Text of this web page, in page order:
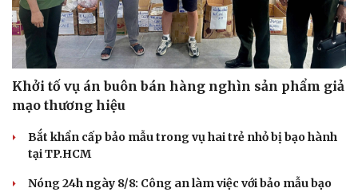
Khởi tố vụ án buôn bán hàng nghìn sản phẩm giả
mạo thương hiệu
Bắt khẩn cấp bảo mẫu trong vụ hai trẻ nhỏ bị bạo hành
tại TP.HCM
Nóng 24h ngày 8/8: Công an làm việc với bảo mẫu bạo